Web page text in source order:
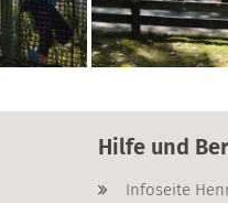
Hilfe und
Infoseite